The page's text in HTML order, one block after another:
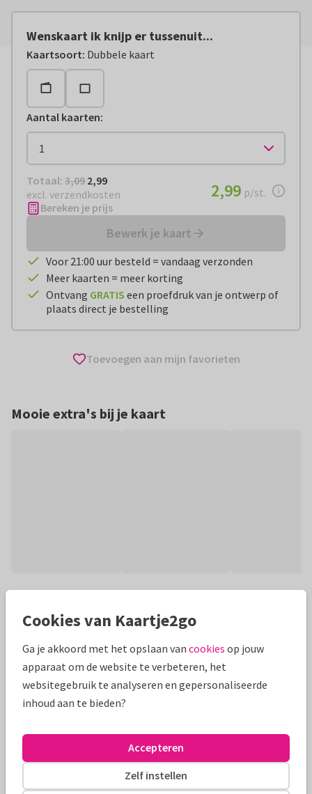
Wenskaart ik knijp er tussenuit...
Kaartsoort: Dubbele kaart
Aantal kaarten:
Totaal: € 2,99
Totaal: 3,09 2,99
excl. verzendkosten
€ 2,99per stuk
2,99 p/st.
Bereken je prijs
Bewerk je kaart
Voor 21:00 uur besteld = vandaag verzonden
Meer kaarten = meer korting
Ontvang GRATIS een proefdruk van je ontwerp of
plaats direct je bestelling
Toevoegen aan mijn favorieten
Mooie extra's bij je kaart
Grappige wasknijper met oogjes en schoenen aan, die zegt
Alle kaarten zijn helemaal naar wens aan te passen
Bedankkaartjes Dirk dribbelspier
Formaten en prijzen
15 x 21 cm
Cookies van Kaartje2go
Ga je akkoord met het opslaan van cookies op jouw
apparaat om de website te verbeteren, het
websitegebruik te analyseren en gepersonaliseerde
inhoud aan te bieden?
Zelf instellen
Accepteren